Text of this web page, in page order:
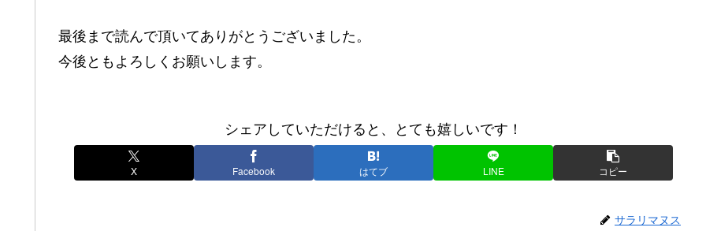
最後まで読んで頂いてありがとうございました。
今後ともよろしくお願いします。
シェアしていただけると、とても嬉しいです！
X Facebook はてブ LINE コピー
サラリマヌス